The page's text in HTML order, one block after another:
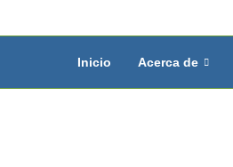
Inicio Acerca de